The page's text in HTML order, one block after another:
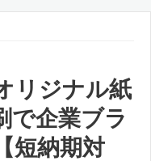
リジナル紙
で企業ブラ
短納期対